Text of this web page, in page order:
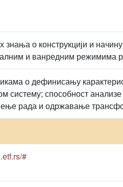
о конструкцији и
и ванредним режимима
о дефинисању
систему; способност
рада и одржавање
#